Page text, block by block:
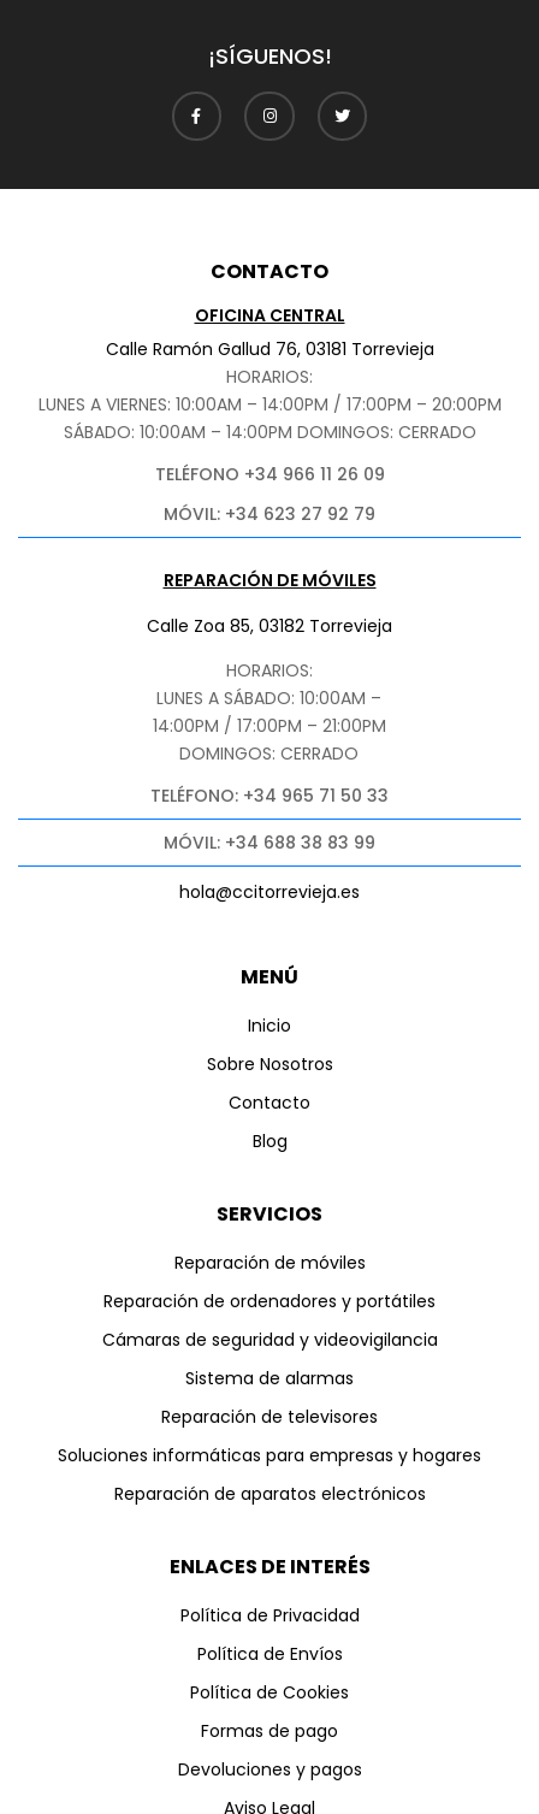
¡SÍGUENOS!
MENÚ
Inicio
Sobre Nosotros
Contacto
Blog
SERVICIOS
Reparación de móviles
Reparación de ordenadores y portátiles
Cámaras de seguridad y videovigilancia
Sistema de alarmas
Reparación de televisores
Soluciones informáticas para empresas y hogares
Reparación de aparatos electrónicos
ENLACES DE INTERÉS
Política de Privacidad
Política de Envíos
Política de Cookies
Formas de pago
Devoluciones y pagos
Aviso Legal
CONTACTO
OFICINA CENTRAL
Calle Ramón Gallud 76, 03181 Torrevieja
HORARIOS:
LUNES A VIERNES: 10:00AM – 14:00PM / 17:00PM – 20:00PM
SÁBADO: 10:00AM – 14:00PM DOMINGOS: CERRADO
TELÉFONO +34 966 11 26 09
MÓVIL: +34 623 27 92 79
REPARACIÓN DE MÓVILES
Calle Zoa 85, 03182 Torrevieja
HORARIOS:
LUNES A SÁBADO: 10:00AM –
14:00PM / 17:00PM – 21:00PM
DOMINGOS: CERRADO
TELÉFONO: +34 965 71 50 33
MÓVIL: +34 688 38 83 99
hola@ccitorrevieja.es